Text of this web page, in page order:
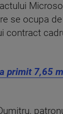
se ocupa
contract
primit 7,65